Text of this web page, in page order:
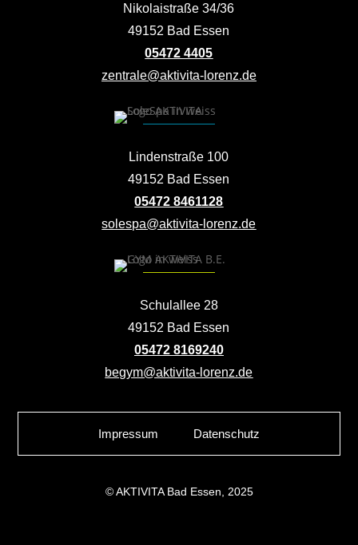
Nikolaistraße 34/36
49152 Bad Essen
05472 4405
zentrale@aktivita-lorenz.de
Lindenstraße 100
49152 Bad Essen
05472 8461128
solespa@aktivita-lorenz.de
Schulallee 28
49152 Bad Essen
05472 8169240
begym@aktivita-lorenz.de
Impressum Datenschutz
© AKTIVITA Bad Essen, 2025